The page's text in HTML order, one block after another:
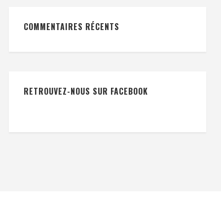
COMMENTAIRES RÉCENTS
RETROUVEZ-NOUS SUR FACEBOOK